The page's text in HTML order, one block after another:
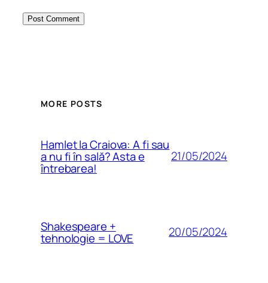
MORE POSTS
Hamlet la Craiova: A fi sau
a nu fi în sală? Asta e
întrebarea!
21/05/2024
Shakespeare +
tehnologie = LOVE 20/05/2024